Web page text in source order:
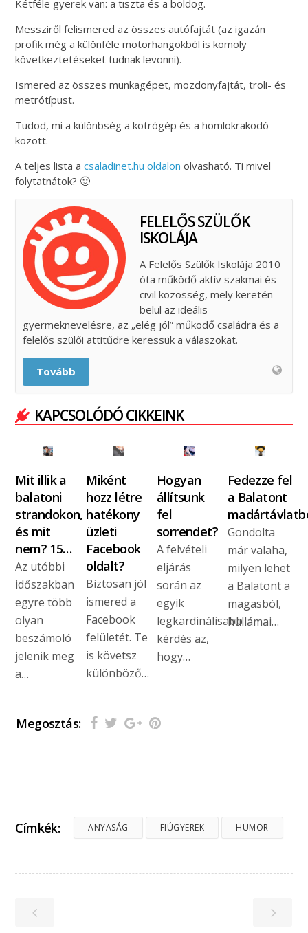
Kétféle gyerek van: a tiszta és a boldog.
Messziről felismered az összes autófajtát (az igazán
profik még a különféle motorhangokból is komoly
következtetéseket tudnak levonni).
Ismered az összes munkagépet, mozdonyfajtát, troli- és
metrótípust.
Tudod, mi a különbség a kotrógép és a homlokrakodó
között.
A teljes lista acsaladinet.hu oldalon olvasható. Ti mivel
folytatnátok? 🙂
FELELŐS SZÜLŐK
ISKOLÁJA
A Felelős Szülők Iskolája 2010
óta működő aktív szakmai és
civil közösség, mely keretén
belül az ideális
gyermeknevelésre, az „elég jól” működő családra és a
felelős szülői attitűdre keressük a válaszokat.
Tovább
KAPCSOLÓDÓ CIKKEINK
Mit illik a
balatoni
strandokon,
és mit
nem? 15…
Az utóbbi
időszakban
egyre több
olyan
beszámoló
jelenik meg
a…
Miként
hozz létre
hatékony
üzleti
Facebook
oldalt?
Biztosan jól
ismered a
Facebook
felületét. Te
is követsz
különböző…
Hogyan
állítsunk
fel
sorrendet?
A felvételi
eljárás
során az
egyik
legkardinálisabb
kérdés az,
hogy…
Fedezze fel
a Balatont
Gondolta
már valaha,
milyen lehet
a Balatont a
magasból,
hullámai…
Megosztás:
Címkék: ANYASÁG FIÚGYEREK HUMOR